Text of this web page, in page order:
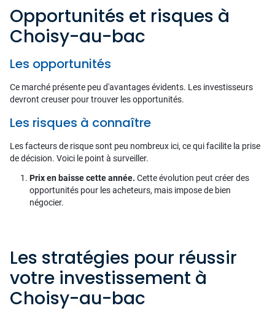
Opportunités et risques à
Choisy-au-bac
Les opportunités
Ce marché présente peu d'avantages évidents. Les investisseurs
devront creuser pour trouver les opportunités.
Les risques à connaître
Les facteurs de risque sont peu nombreux ici, ce qui facilite la prise
de décision. Voici le point à surveiller.
Prix en baisse cette année. Cette évolution peut créer des
opportunités pour les acheteurs, mais impose de bien
négocier.
Les stratégies pour réussir
votre investissement à
Choisy-au-bac